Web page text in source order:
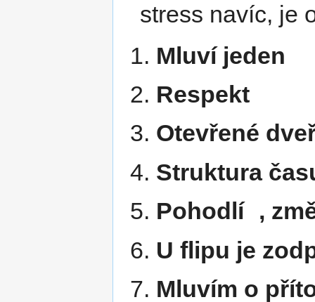
stress navíc, je
Mluví jeden
Respekt
Otevřené
Struktura
Pohodlí ,
U flipu je
Mluvím o